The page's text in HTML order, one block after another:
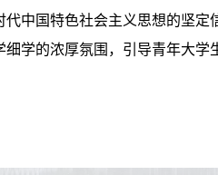
中国特色社会主义思想的坚
学的浓厚氛围，引导青年大